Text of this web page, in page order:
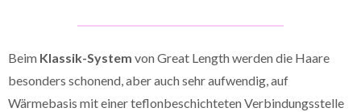
Beim Klassik-System von Great Length werden die Haare
besonders schonend, aber auch sehr aufwendig, auf
Wärmebasis mit einer teflonbeschichteten Verbindungsstelle